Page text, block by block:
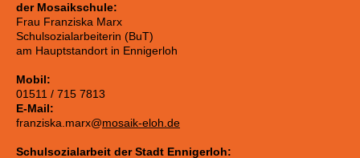
der Mosaikschule:
Frau Franziska Marx
Schulsozialarbeiterin (BuT)
am Hauptstandort in Ennigerloh
Mobil:
01511 / 715 7813
E-Mail:
franziska.marx@mosaik-eloh.de
Schulsozialarbeit der Stadt Ennigerloh: